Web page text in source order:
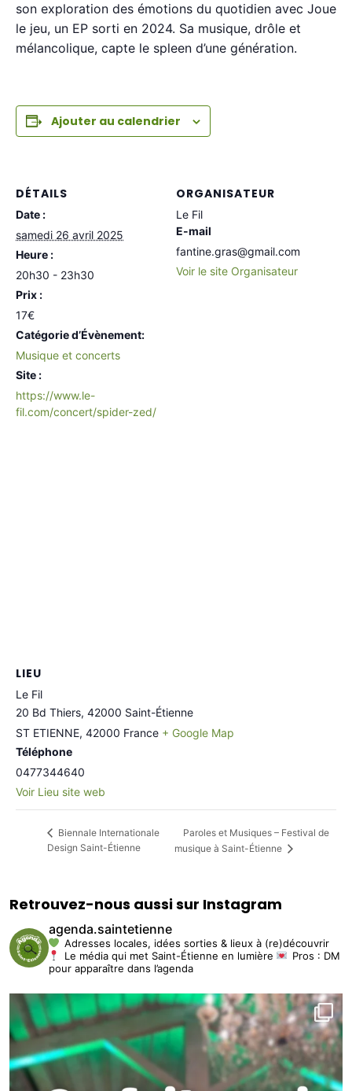
son exploration des émotions du quotidien avec Joue
le jeu, un EP sorti en 2024. Sa musique, drôle et
mélancolique, capte le spleen d’une génération.
Ajouter au calendrier
DÉTAILS
Date :
samedi 26 avril 2025
Heure :
20h30 - 23h30
Prix :
17€
Catégorie d’Évènement:
Musique et concerts
Site :
https://www.le-
fil.com/concert/spider-zed/
ORGANISATEUR
Le Fil
E-mail
fantine.gras@gmail.com
Voir le site Organisateur
LIEU
Le Fil
20 Bd Thiers, 42000 Saint-Étienne
ST ETIENNE, 42000 France + Google Map
Téléphone
0477344640
Voir Lieu site web
Biennale Internationale
Design Saint-Étienne
Paroles et Musiques – Festival de
musique à Saint-Étienne
Retrouvez-nous aussi sur Instagram
agenda.saintetienne
Adresses locales, idées sorties & lieux à (re)découvrir
Le média qui met Saint-Étienne en lumière
Pros : DM
pour apparaître dans l’agenda